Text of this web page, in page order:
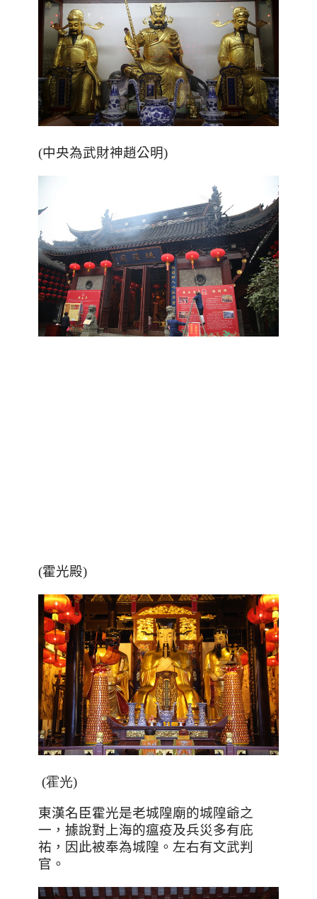
(中央為武財神趙公明)
(霍光殿)
(霍光)
東漢名臣霍光是老城隍廟的城隍爺之
一，據說對上海的瘟疫及兵災多有庇
祐，因此被奉為城隍。左右有文武判
官。